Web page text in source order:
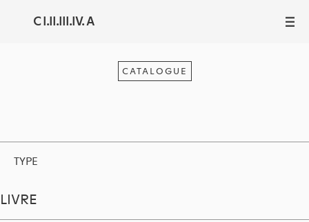
C I.II.III.IV. A III
CATALOGUE
TYPE
LIVRE